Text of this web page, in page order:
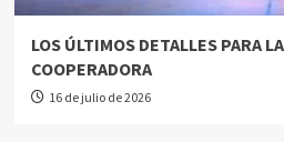
LOS ÚLTIMOS DETALLES PARA
COOPERADORA
16 de julio de 2026